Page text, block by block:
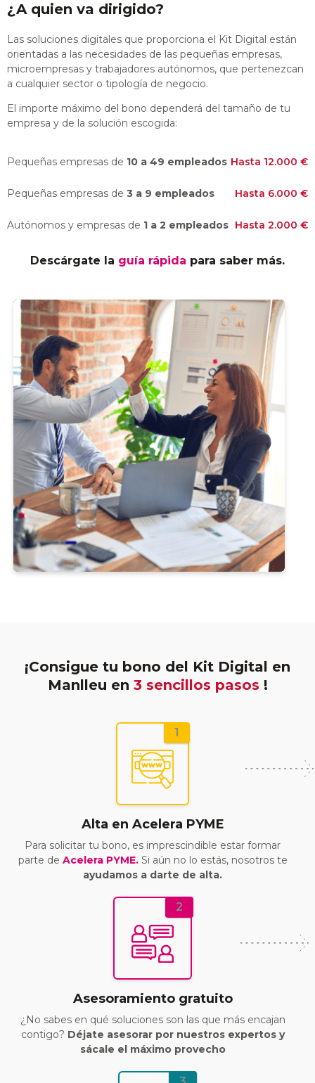
¿A quien va dirigido?
Las soluciones digitales que proporciona el Kit Digital están
orientadas a las necesidades de las pequeñas empresas,
microempresas y trabajadores autónomos, que pertenezcan
a cualquier sector o tipología de negocio.
El importe máximo del bono dependerá del tamaño de tu
empresa y de la solución escogida:
Pequeñas empresas de 10 a 49 empleados Hasta 12.000 €
Pequeñas empresas de 3 a 9 empleados Hasta 6.000 €
Autónomos y empresas de 1 a 2 empleados Hasta 2.000 €
Descárgate la guía rápida para saber más.
¡Consigue tu bono del Kit Digital en
Manlleu en 3 sencillos pasos !
Alta en Acelera PYME
Para solicitar tu bono, es imprescindible estar formar
parte de Acelera PYME. Si aún no lo estás, nosotros te
ayudamos a darte de alta.
1
Asesoramiento gratuito
¿No sabes en qué soluciones son las que más encajan
contigo? Déjate asesorar por nuestros expertos y
sácale el máximo provecho
2